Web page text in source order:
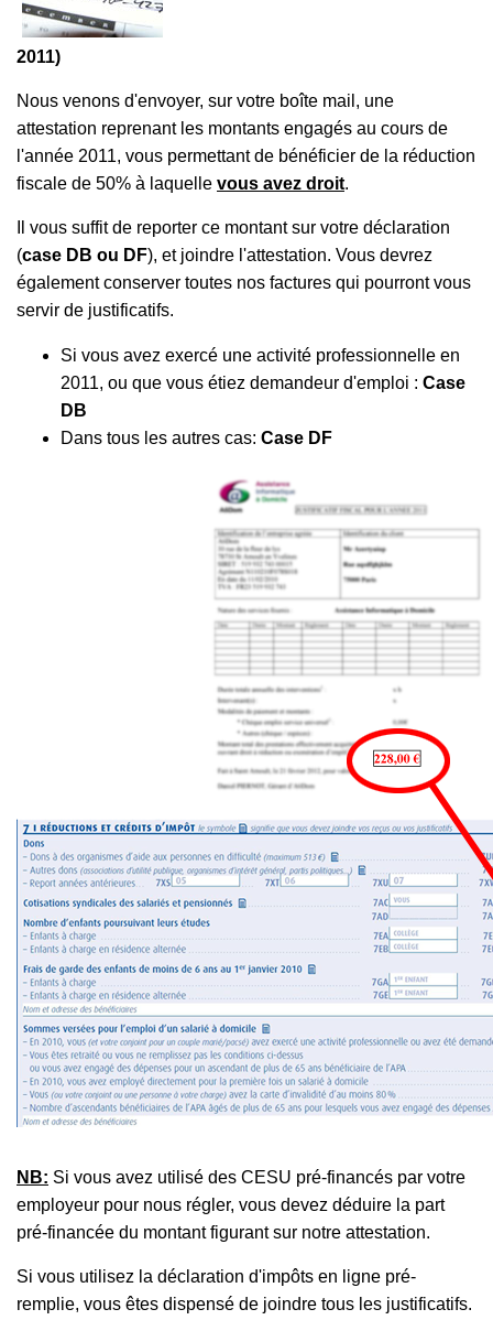
2011)
Nous venons d'envoyer, sur votre boîte mail, une
attestation reprenant les montants engagés au cours de
l'année 2011, vous permettant de bénéficier de la réduction
fiscale de 50% à laquelle vous avez droit.
Il vous suffit de reporter ce montant sur votre déclaration
(case DB ou DF), et joindre l'attestation. Vous devrez
également conserver toutes nos factures qui pourront vous
servir de justificatifs.
Si vous avez exercé une activité professionnelle en
2011, ou que vous étiez demandeur d'emploi : Case
DB
Dans tous les autres cas: Case DF
NB: Si vous avez utilisé des CESU pré-financés par votre
employeur pour nous régler, vous devez déduire la part
pré-financée du montant figurant sur notre attestation.
Si vous utilisez la déclaration d'impôts en ligne pré-
remplie, vous êtes dispensé de joindre tous les justificatifs.